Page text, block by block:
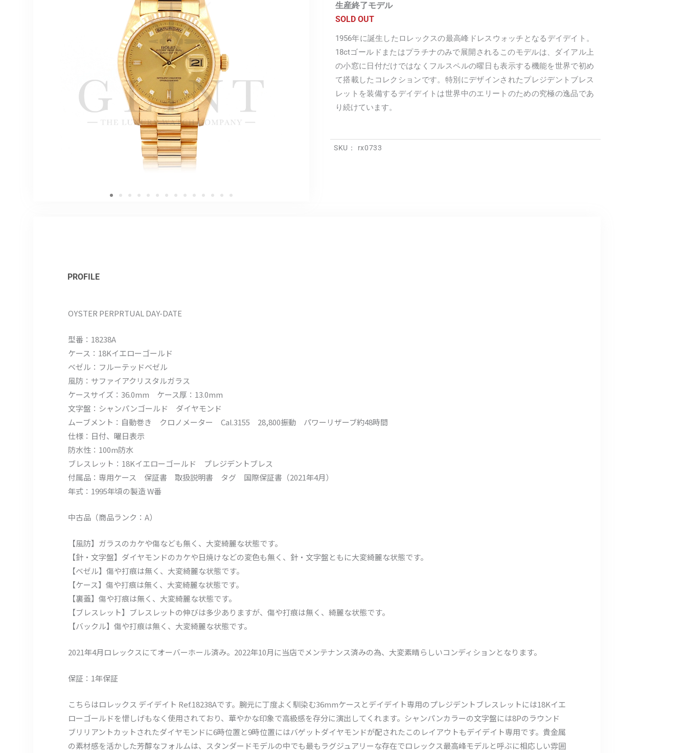
生産終了モデル
SOLD OUT
1956年に誕生したロレックスの最高峰ドレスウォッチとなるデイデイト。
18ctゴールドまたはプラチナのみで展開されるこのモデルは、ダイアル上
の小窓に日付だけではなくフルスペルの曜日も表示する機能を世界で初め
て搭載したコレクションです。特別にデザインされたプレジデントブレス
レットを装備するデイデイトは世界中のエリートのための究極の逸品であ
り続けています。
SKU： rx0733
PROFILE
OYSTER PERPRTUAL DAY-DATE
型番：18238A
ケース：18Kイエローゴールド
ベゼル：フルーテッドベゼル
風防：サファイアクリスタルガラス
ケースサイズ：36.0mm ケース厚：13.0mm
文字盤：シャンパンゴールド ダイヤモンド
ムーブメント：自動巻き クロノメーター Cal.3155 28,800振動 パワーリザーブ約48時間
仕様：日付、曜日表示
防水性：100m防水
ブレスレット：18Kイエローゴールド プレジデントブレス
付属品：専用ケース 保証書 取扱説明書 タグ 国際保証書（2021年4月）
年式：1995年頃の製造 W番
中古品（商品ランク：A）
【風防】ガラスのカケや傷なども無く、大変綺麗な状態です。
【針・文字盤】ダイヤモンドのカケや日焼けなどの変色も無く、針・文字盤ともに大変綺麗な状態です。
【ベゼル】傷や打痕は無く、大変綺麗な状態です。
【ケース】傷や打痕は無く、大変綺麗な状態です。
【裏蓋】傷や打痕は無く、大変綺麗な状態です。
【ブレスレット】ブレスレットの伸びは多少ありますが、傷や打痕は無く、綺麗な状態です。
【バックル】傷や打痕は無く、大変綺麗な状態です。
2021年4月ロレックスにてオーバーホール済み。2022年10月に当店でメンテナンス済みの為、大変素晴らしいコンディションとなります。
保証：1年保証
こちらはロレックス デイデイト Ref.18238Aです。腕元に丁度よく馴染む36mmケースとデイデイト専用のプレジデントブレスレットには18Kイエ
ローゴールドを惜しげもなく使用されており、華やかな印象で高級感を存分に演出してくれます。シャンパンカラーの文字盤には8Pのラウンド
ブリリアントカットされたダイヤモンドに6時位置と9時位置にはバゲットダイヤモンドが配されたこのレイアウトもデイデイト専用です。貴金属
の素材感を活かした芳醇なフォルムは、スタンダードモデルの中でも最もラグジュアリーな存在でロレックス最高峰モデルと呼ぶに相応しい雰囲